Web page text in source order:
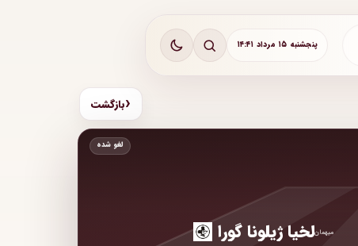
پنجشنبه ۱۵ مرداد ۱۴:۴۱
‹بازگشت
لغو شده
لخیا ژیلونا گورامیهمان